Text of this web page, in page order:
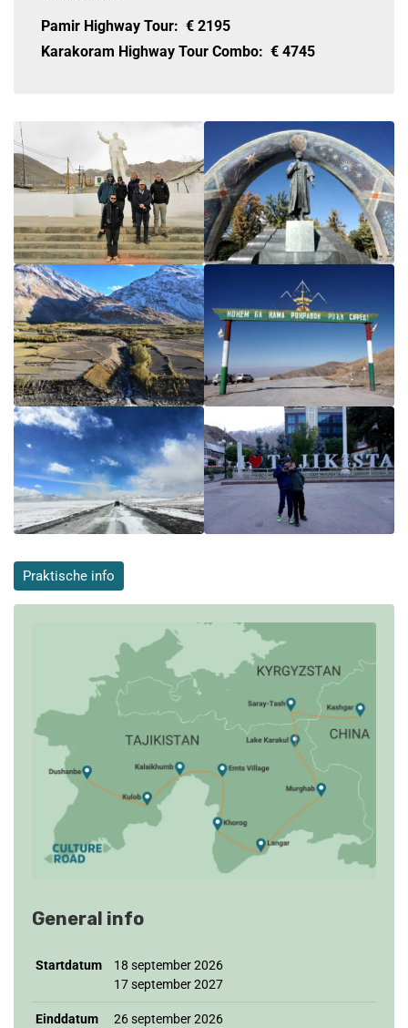
Pamir Highway Tour: € 2195
Karakoram Highway Tour Combo: € 4745
Praktische info
General info
Startdatum
18 september 2026
17 september 2027
Einddatum
26 september 2026